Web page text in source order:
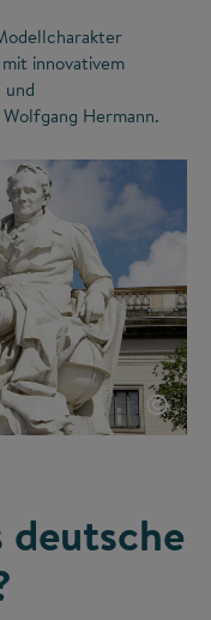
innovativem
Hermann.
©
deutsche